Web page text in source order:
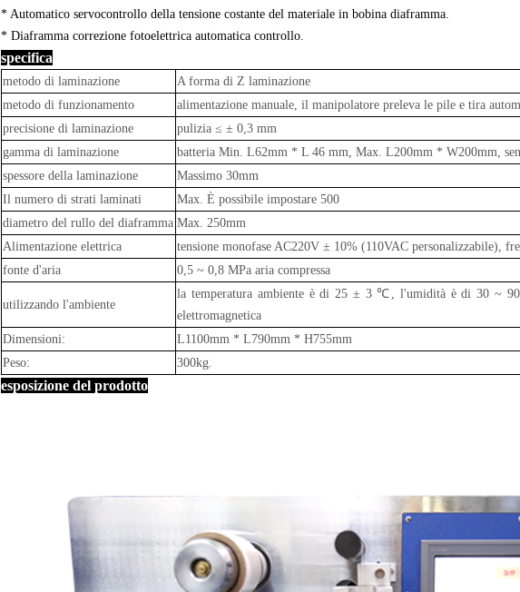
* Automatico servocontrollo della tensione costante del materiale in bobina diaframma.
* Diaframma correzione fotoelettrica automatica controllo.
specifica
metodo di laminazione
A forma di Z laminazione
metodo di funzionamento
alimentazione manuale, il manipolatore preleva le pile e tira
precisione di laminazione
pulizia ≤ ± 0,3 mm
gamma di laminazione
batteria Min. L62mm * L 46 mm, Max. L200mm * W200mm,
spessore della laminazione
Massimo 30mm
Il numero di strati laminati
Max. È possibile impostare 500
diametro del rullo del diaframma Max. 250mm
Alimentazione elettrica
tensione monofase AC220V ± 10% (110VAC personalizzabile),
fonte d'aria
0,5 ~ 0,8 MPa aria compressa
utilizzando l'ambiente
la temperatura ambiente è di 25 ± 3 ℃, l'umidità è di 30 ~ 90
elettromagnetica
Dimensioni:
L1100mm * L790mm * H755mm
Peso:
300kg.
esposizione del prodotto